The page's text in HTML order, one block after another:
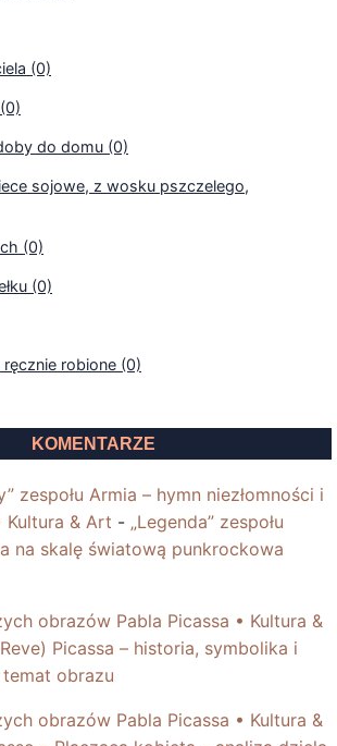
(0)
do domu (0)
sojowe, z wosku pszczelego,
(0)
(0)
robione (0)
KOMENTARZE
zespołu Armia – hymn niezłomności i
Kultura & Art - „Legenda” zespołu
na skalę światową punkrockowa
obrazów Pabla Picassa • Kultura &
Reve) Picassa – historia, symbolika i
obrazu
obrazów Pabla Picassa • Kultura &